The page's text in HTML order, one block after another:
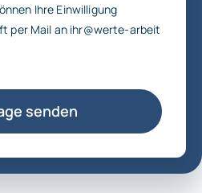
Ihre Einwilligung
per Mail an ihr@werte-arbeit
senden